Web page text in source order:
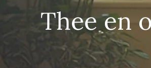
Thee en